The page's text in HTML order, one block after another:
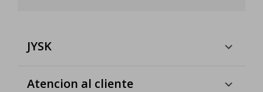
JYSK
Atencion al cliente